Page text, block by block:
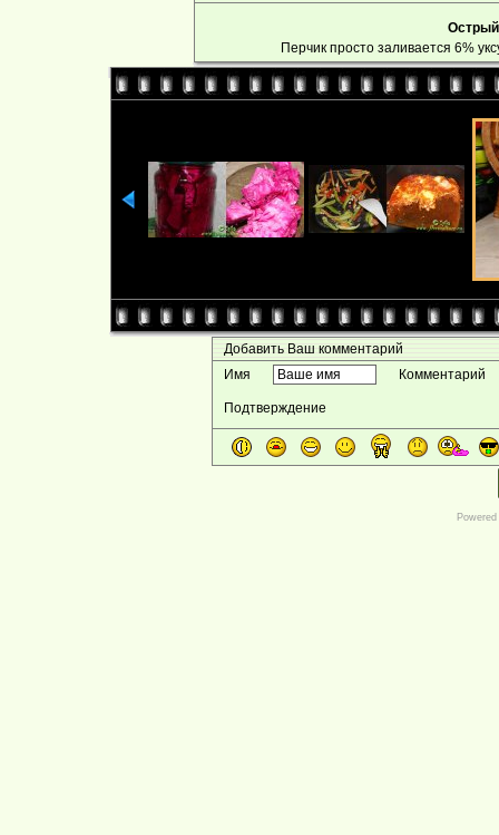
Перчик просто заливается 6%
Добавить Ваш комментарий
Имя
Комментарий
Подтверждение